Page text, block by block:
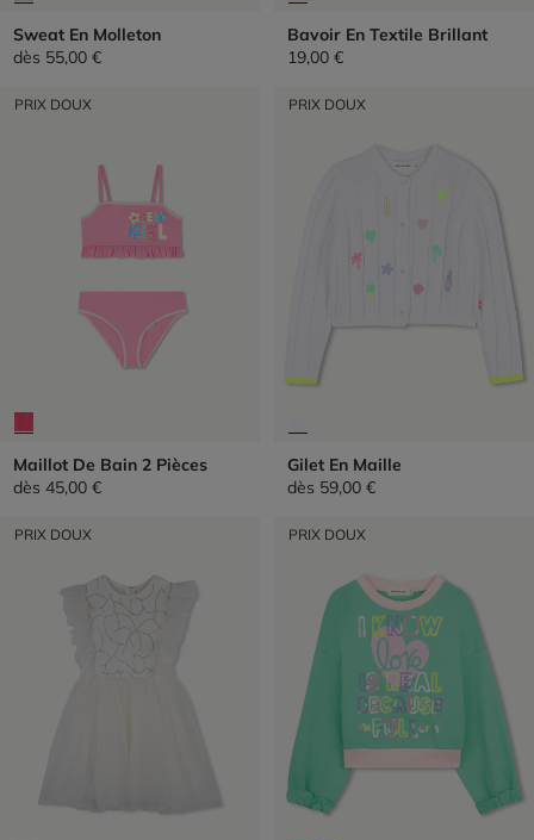
Sweat En Molleton
dès 55,00 €
Bavoir En Textile Brillant
19,00 €
PRIX DOUX
Maillot De Bain 2 Pièces
dès 45,00 €
PRIX DOUX
Gilet En Maille
dès 59,00 €
PRIX DOUX PRIX DOUX